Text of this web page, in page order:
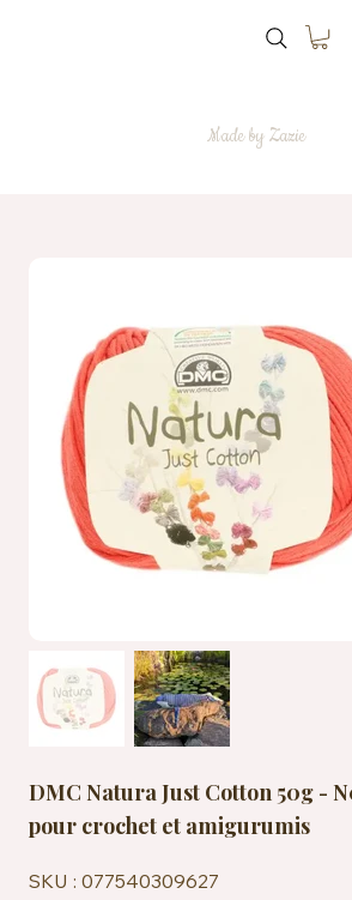
Made by Zazie
DMC Natura Just Cotton 50g -
pour crochet et amigurumis
SKU : 077540309627
077540309627